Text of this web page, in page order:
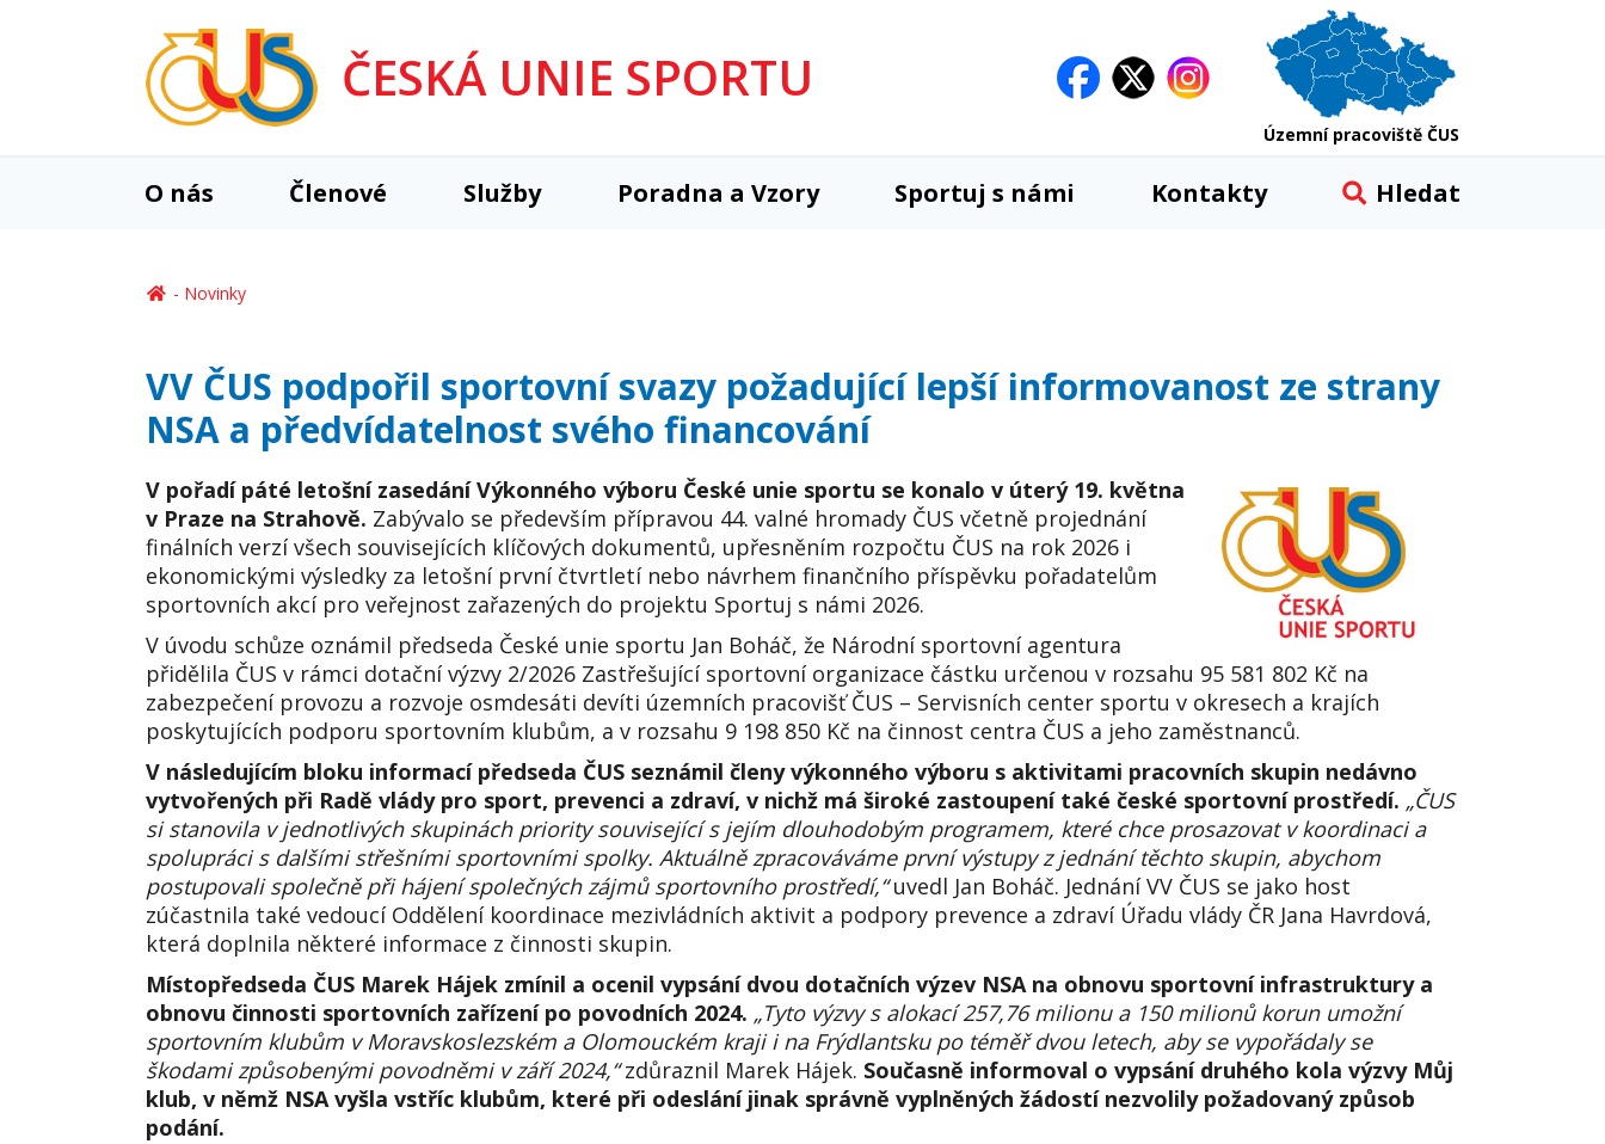
ČESKÁ UNIE SPORTU
Územní pracoviště ČUS
O nás Členové Služby Poradna a Vzory Sportuj s námi Kontakty Hledat
Novinky
VV ČUS podpořil sportovní svazy požadující lepší informovanost ze strany
NSA a předvídatelnost svého financování
V pořadí páté letošní zasedání Výkonného výboru České unie sportu se konalo v úterý 19. května
v Praze na Strahově. Zabývalo se především přípravou 44. valné hromady ČUS včetně projednání
finálních verzí všech souvisejících klíčových dokumentů, upřesněním rozpočtu ČUS na rok 2026 i
ekonomickými výsledky za letošní první čtvrtletí nebo návrhem finančního příspěvku pořadatelům
sportovních akcí pro veřejnost zařazených do projektu Sportuj s námi 2026.
V úvodu schůze oznámil předseda České unie sportu Jan Boháč, že Národní sportovní agentura
přidělila ČUS v rámci dotační výzvy 2/2026 Zastřešující sportovní organizace částku určenou v rozsahu 95 581 802 Kč na
zabezpečení provozu a rozvoje osmdesáti devíti územních pracovišť ČUS – Servisních center sportu v okresech a krajích
poskytujících podporu sportovním klubům, a v rozsahu 9 198 850 Kč na činnost centra ČUS a jeho zaměstnanců.
V následujícím bloku informací předseda ČUS seznámil členy výkonného výboru s aktivitami pracovních skupin nedávno
vytvořených při Radě vlády pro sport, prevenci a zdraví, v nichž má široké zastoupení také české sportovní prostředí. „ČUS
si stanovila v jednotlivých skupinách priority související s jejím dlouhodobým programem, které chce prosazovat v koordinaci a
spolupráci s dalšími střešními sportovními spolky. Aktuálně zpracováváme první výstupy z jednání těchto skupin, abychom
postupovali společně při hájení společných zájmů sportovního prostředí,“uvedl Jan Boháč. Jednání VV ČUS se jako host
zúčastnila také vedoucí Oddělení koordinace mezivládních aktivit a podpory prevence a zdraví Úřadu vlády ČR Jana Havrdová,
která doplnila některé informace z činnosti skupin.
Místopředseda ČUS Marek Hájek zmínil a ocenil vypsání dvou dotačních výzev NSA na obnovu sportovní infrastruktury a
obnovu činnosti sportovních zařízení po povodních 2024. „Tyto výzvy s alokací 257,76 milionu a 150 milionů korun umožní
sportovním klubům v Moravskoslezském a Olomouckém kraji i na Frýdlantsku po téměř dvou letech, aby se vypořádaly se
škodami způsobenými povodněmi v září 2024,“zdůraznil Marek Hájek. Současně informoval o vypsání druhého kola výzvy Můj
klub, v němž NSA vyšla vstříc klubům, které při odeslání jinak správně vyplněných žádostí nezvolily požadovaný způsob
podání.